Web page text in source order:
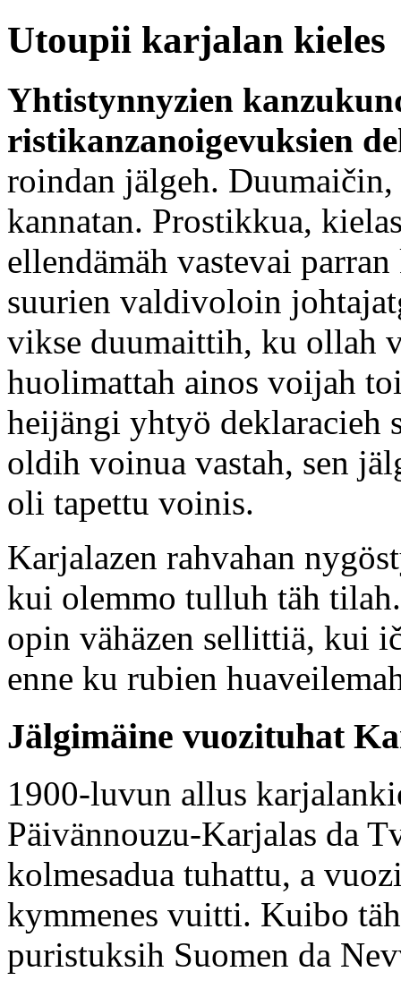
Utoupii karjalan kieles
Yhtistynnyzien
ristikanzanoigevuksien
roindan jälgeh.
kannatan. Prostikkua,
ellendämäh vastevai
suurien valdivoloin
vikse duumaittih, ku ollah
huolimattah ainos voijah
heijängi yhtyö deklaracieh
oldih voinua vastah, sen
oli tapettu voinis.
Karjalazen rahvahan
kui olemmo tulluh täh
opin vähäzen sellittiä, kui
enne ku rubien
Jälgimäine vuozituhat
1900-luvun allus
Päivännouzu-Karjalas da
kolmesadua tuhattu, a
kymmenes vuitti. Kuibo
puristuksih Suomen da